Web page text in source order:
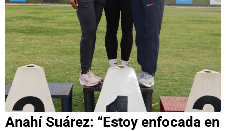
Anahí Suárez: “Estoy enfocada en